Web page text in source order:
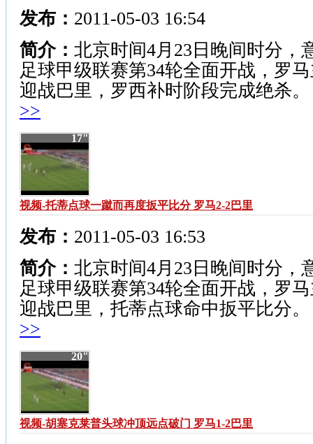
发布： 2011-05-03 16:54
简介： 北京时间4月23日晚间时分，
足球甲级联赛第34轮全面开战，罗
迎战巴里，罗西补时阶段完成绝杀
>>
17"
视频-托蒂点球一蹴而再度扳平比分 罗马2-2巴里
发布： 2011-05-03 16:53
简介： 北京时间4月23日晚间时分，
足球甲级联赛第34轮全面开战，罗
迎战巴里，托蒂点球命中扳平比分
>>
20"
视频-胡塞克莱普头球冲顶远点破门 罗马1-2巴里